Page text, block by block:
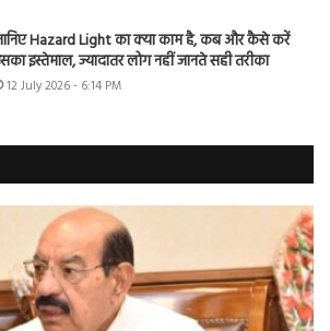
Hazard Light का क्या काम है, कब और कैसे करें
इस्तेमाल, ज्यादातर लोग नहीं जानते सही तरीका
12 July 2026 - 6:14 PM